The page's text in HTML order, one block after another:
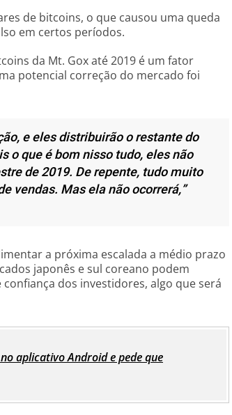
de bitcoins, o que causou uma queda
em certos períodos.
da Mt. Gox até 2019 é um fator
potencial correção do mercado foi
e eles distribuirão o restante do
o que é bom nisso tudo, eles não
de 2019. De repente, tudo muito
vendas. Mas ela não ocorrerá,”
a próxima escalada a médio prazo
japonês e sul coreano podem
dos investidores, algo que será
aplicativo Android e pede que